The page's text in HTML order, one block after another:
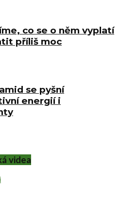
co se o něm vyplatí
příliš moc
se pyšní
energií i
videa